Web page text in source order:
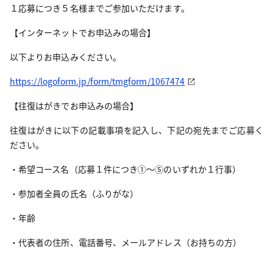
１応募につき５名様までご参加いただけます。
【インターネットでお申込みの場合】
以下よりお申込みください。
https://logoform.jp/form/tmgform/1067474
【往復はがきでお申込みの場合】
往復はがきに以下の記載事項を記入し、下記の宛先までご応募く
ださい。
・希望コース名（応募１件につき①～⑤のいずれか１行事）
・参加者全員の氏名（ふりがな）
・年齢
・代表者の住所、電話番号、メールアドレス（お持ちの方）